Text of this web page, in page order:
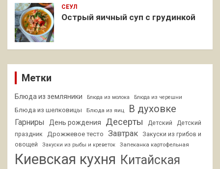
СЕУЛ
Острый яичный суп с грудинкой
Метки
Блюда из земляники Блюда из молока Блюда из черешни
Блюда из шелковицы Блюда из яиц В духовке
Гарниры День рождения Десерты Детский
Детский
праздник
Дрожжевое тесто Завтрак
Закуски из грибов и
овощей
Закуски из рыбы и креветок Запеканка картофельная
Киевская кухня Китайская